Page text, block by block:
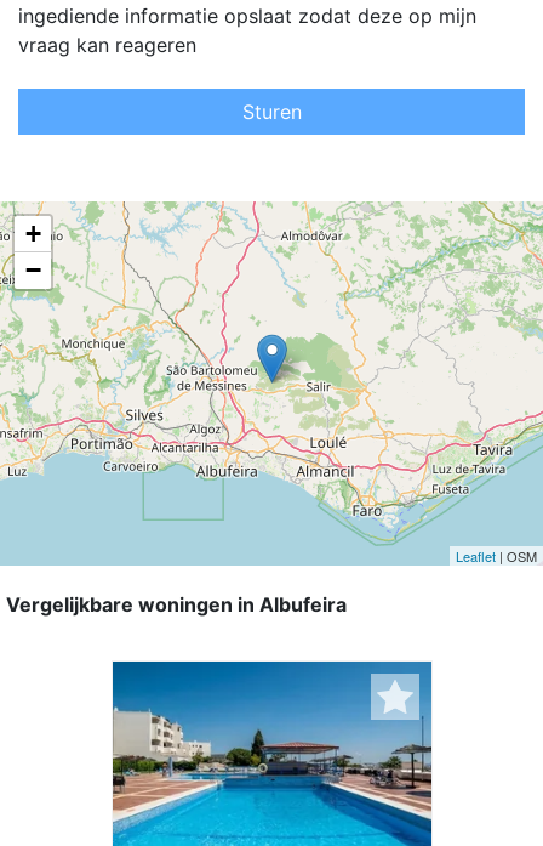
ingediende informatie opslaat zodat deze op mijn
vraag kan reageren
Sturen
+
−
Leaflet | OSM
Vergelijkbare woningen in Albufeira